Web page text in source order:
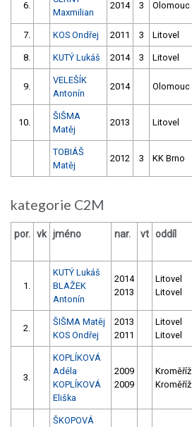
6.
Maxmilian
2014 3 Olomouc
7. KOS Ondřej 2011 3 Litovel
8. KUTÝ Lukáš 2014 3 Litovel
9.
VELEŠÍK
Antonín
2014 Olomouc
10.
ŠIŠMA
Matěj
2013 Litovel
TOBIÁŠ
Matěj
2012 3 KK Brno
kategorie C2M
por. vk jméno nar. vt oddíl
1.
KUTÝ Lukáš
BLAŽEK
Antonín
2014
2013
Litovel
Litovel
2.
ŠIŠMA Matěj
KOS Ondřej
2013
2011
Litovel
Litovel
3.
KOPLÍKOVÁ
Adéla
KOPLÍKOVÁ
Eliška
2009
2009
Kroměříž
Kroměříž
ŠKOPOVÁ